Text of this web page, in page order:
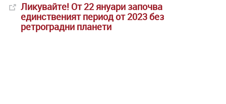
Ликувайте! От 22 януари започва
единственият период от 2023 без
ретроградни планети